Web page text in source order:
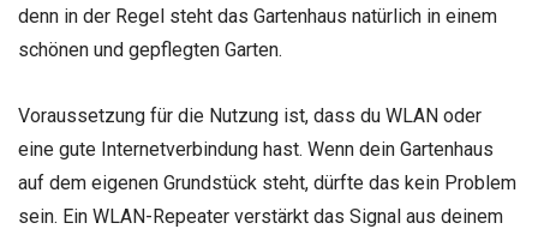
denn in der Regel steht das Gartenhaus natürlich in einem
schönen und gepflegten Garten.
Voraussetzung für die Nutzung ist, dass du WLAN oder
eine gute Internetverbindung hast. Wenn dein Gartenhaus
auf dem eigenen Grundstück steht, dürfte das kein Problem
sein. Ein WLAN-Repeater verstärkt das Signal aus deinem